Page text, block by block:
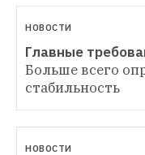
НОВОСТИ
Главные
Больше всего
стабильность
НОВОСТИ